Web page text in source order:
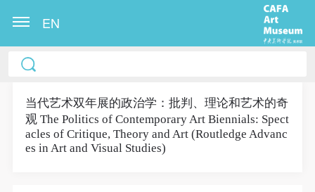
EN
当代艺术双年展的政治学：批判、理论和艺术的奇
观 The Politics of Contemporary Art Biennials: Spect
acles of Critique, Theory and Art (Routledge Advanc
es in Art and Visual Studies)
冷风起，冬意浓！ 这个冬日的北京刻意显得不那么的
重新洗礼那或许已经麻木的感官。 选择去吴哥，因为
太想亲自去感受一下这世界上最重要的文明古迹，它
将中国长城的雄伟、泰姬陵的细致繁复和金字塔的对